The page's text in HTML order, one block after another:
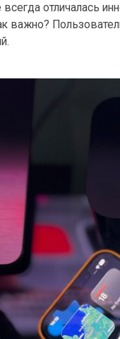
отличалась
важно?